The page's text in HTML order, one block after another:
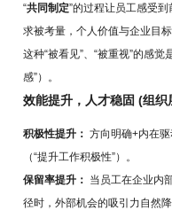
“共同制定”的过程让员工感受
求被考量，个人价值与企业目标
这种“被看见”、“被重视”的感觉
感”）。
效能提升，人才稳固 (组织
积极性提升： 方向明确+内在
（“提升工作积极性”）。
保留率提升： 当员工在企业内
径时，外部机会的吸引力自然